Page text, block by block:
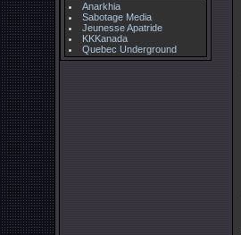
Anarkhia
Sabotage Media
Jeunesse Apatride
KKKanada
Quebec Underground